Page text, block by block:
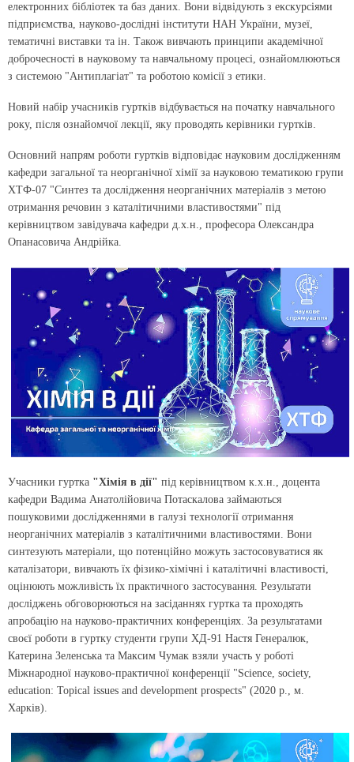
електронних бібліотек та баз даних. Вони відвідують з екскурсіями
підприємства, науково-дослідні інститути НАН України, музеї,
тематичні виставки та ін. Також вивчають принципи академічної
доброчесності в науковому та навчальному процесі, ознайомлюються
з системою "Антиплагіат" та роботою комісії з етики.
Новий набір учасників гуртків відбувається на початку навчального
року, після ознайомчої лекції, яку проводять керівники гуртків.
Основний напрям роботи гуртків відповідає науковим дослідженням
кафедри загальної та неорганічної хімії за науковою тематикою групи
ХТФ-07 "Синтез та дослідження неорганічних матеріалів з метою
отримання речовин з каталітичними властивостями" під
керівництвом завідувача кафедри д.х.н., професора Олександра
Опанасовича Андрійка.
Учасники гуртка "Хімія в дії" під керівництвом к.х.н., доцента
кафедри Вадима Анатолійовича Потаскалова займаються
пошуковими дослідженнями в галузі технології отримання
неорганічних матеріалів з каталітичними властивостями. Вони
синтезують матеріали, що потенційно можуть застосовуватися як
каталізатори, вивчають їх фізико-хімічні і каталітичні властивості,
оцінюють можливість їх практичного застосування. Результати
досліджень обговорюються на засіданнях гуртка та проходять
апробацію на науково-практичних конференціях. За результатами
своєї роботи в гуртку студенти групи ХД-91 Настя Генералюк,
Катерина Зеленська та Максим Чумак взяли участь у роботі
Міжнародної науково-практичної конференції "Science, society,
education: Topical issues and development prospects" (2020 р., м.
Харків).